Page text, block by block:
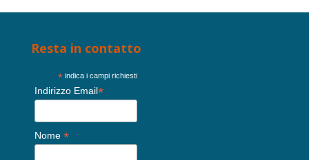
Resta in contatto
*indica i campi richiesti
Indirizzo Email*
Nome *